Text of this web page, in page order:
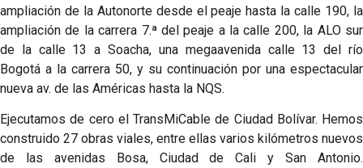
ampliación de la Autonorte desde el peaje hasta la calle 190, la
ampliación de la carrera 7.ª del peaje a la calle 200, la ALO sur
de la calle 13 a Soacha, una megaavenida calle 13 del río
Bogotá a la carrera 50, y su continuación por una espectacular
nueva av. de las Américas hasta la NQS.
Ejecutamos de cero el TransMiCable de Ciudad Bolívar. Hemos
construido 27 obras viales, entre ellas varios kilómetros nuevos
de las avenidas Bosa, Ciudad de Cali y San Antonio.